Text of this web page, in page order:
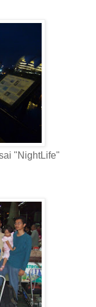
"NightLife"